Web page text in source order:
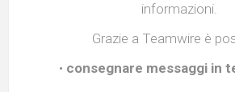
informazioni.
Grazie a Teamwire è
• consegnare messaggi in